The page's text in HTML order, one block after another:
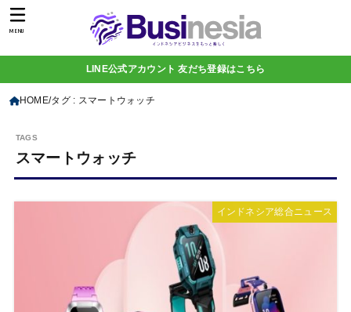
MENU
LINE公式アカウント 友だち登録はこちら
HOME タグ : スマートウォッチ
スマートウォッチ
インドネシア総合ニュース